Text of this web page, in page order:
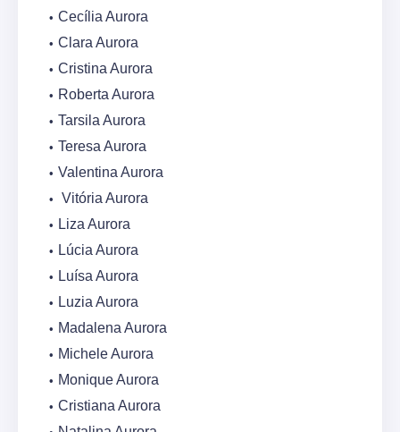
Cecília Aurora
Clara Aurora
Cristina Aurora
Roberta Aurora
Tarsila Aurora
Teresa Aurora
Valentina Aurora
Vitória Aurora
Liza Aurora
Lúcia Aurora
Luísa Aurora
Luzia Aurora
Madalena Aurora
Michele Aurora
Monique Aurora
Cristiana Aurora